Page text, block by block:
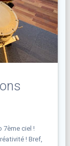
7ème ciel !
! Bref,